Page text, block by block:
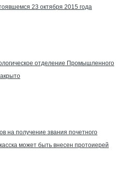
23 октября 2015 года
отделение Промышленного
на получение звания почетного
может быть внесен протоиерей